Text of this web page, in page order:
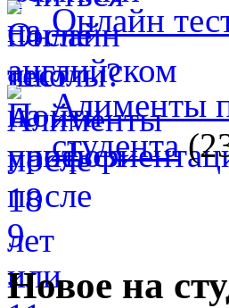
Онлайн
Алименты
студента
Новое на